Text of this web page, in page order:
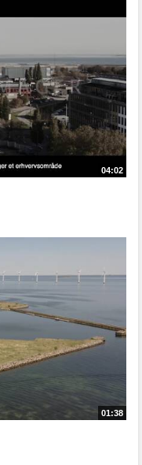
04:02
01:38